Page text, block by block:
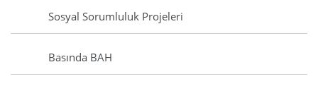
Sosyal Sorumluluk Projeleri
Basında BAH